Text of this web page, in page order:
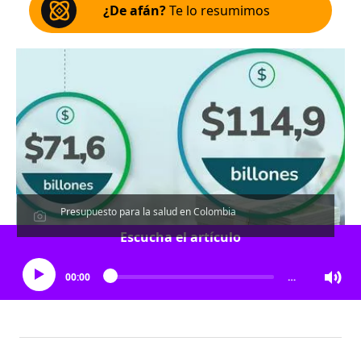
¿De afán?Te lo resumimos
Presupuesto para la salud en Colombia
Escucha el artículo
00:00 …